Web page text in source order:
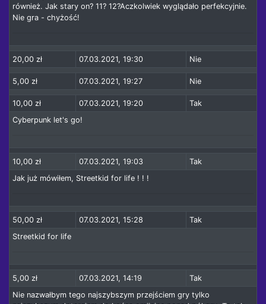
również. Jak stary on? 11? 12?Aczkolwiek wyglądało perfekcyjnie.
Nie gra - chyżość!
20,00 zł 07.03.2021, 19:30 Nie
5,00 zł 07.03.2021, 19:27 Nie
10,00 zł 07.03.2021, 19:20
Tak
Cyberpunk let's go!
10,00 zł 07.03.2021, 19:03
Tak
Jak już mówiłem, Streetkid for life ! ! !
50,00 zł 07.03.2021, 15:28
Tak
Streetkid for life
5,00 zł 07.03.2021, 14:19
Tak
Nie nazwałbym tego najszybszym przejściem gry tylko